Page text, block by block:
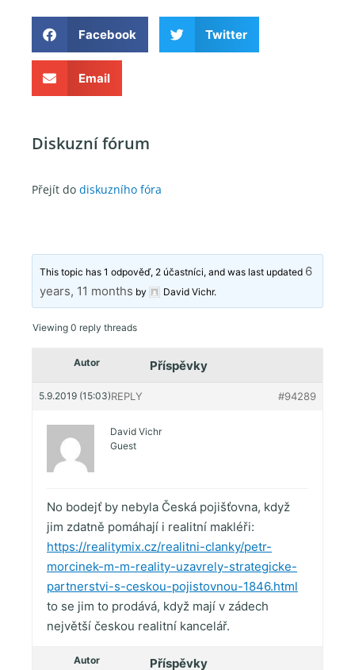
Facebook Twitter
Email
Diskuzní fórum
Přejít do diskuzního fóra
This topic has 1 odpověď, 2 účastníci, and was last updated 6
years, 11 months by David Vichr.
Viewing 0 reply threads
Autor Příspěvky
5.9.2019 (15:03) #94289
REPLY
David Vichr
Guest
No bodejť by nebyla Česká pojišťovna, když
jim zdatně pomáhají i realitní makléři:
https://realitymix.cz/realitni-clanky/petr-
morcinek-m-m-reality-uzavrely-strategicke-
partnerstvi-s-ceskou-pojistovnou-1846.html
to se jim to prodává, když mají v zádech
největší českou realitní kancelář.
Autor Příspěvky